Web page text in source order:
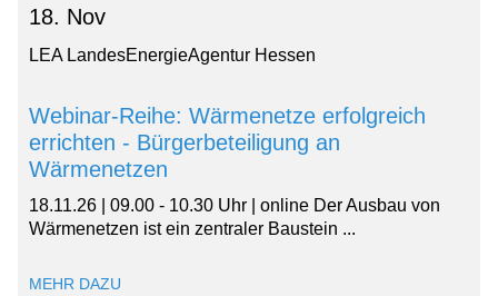
18. Nov
LEA LandesEnergieAgentur Hessen
Webinar-Reihe: Wärmenetze erfolgreich
errichten - Bürgerbeteiligung an
Wärmenetzen
18.11.26 | 09.00 - 10.30 Uhr | online Der Ausbau von
Wärmenetzen ist ein zentraler Baustein ...
MEHR DAZU